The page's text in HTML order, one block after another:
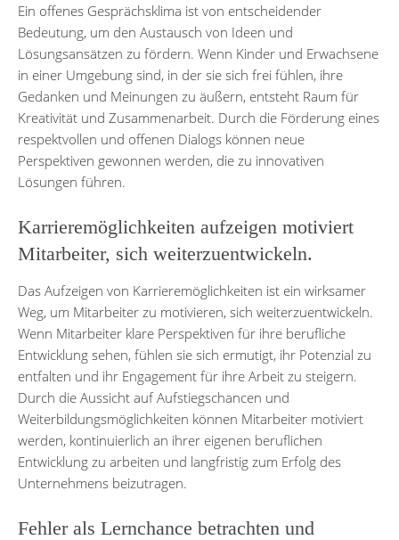
Ein offenes Gesprächsklima ist von entscheidender
Bedeutung, um den Austausch von Ideen und
Lösungsansätzen zu fördern. Wenn Kinder und Erwachsene
in einer Umgebung sind, in der sie sich frei fühlen, ihre
Gedanken und Meinungen zu äußern, entsteht Raum für
Kreativität und Zusammenarbeit. Durch die Förderung eines
respektvollen und offenen Dialogs können neue
Perspektiven gewonnen werden, die zu innovativen
Lösungen führen.
Karrieremöglichkeiten aufzeigen motiviert
Mitarbeiter, sich weiterzuentwickeln.
Das Aufzeigen von Karrieremöglichkeiten ist ein wirksamer
Weg, um Mitarbeiter zu motivieren, sich weiterzuentwickeln.
Wenn Mitarbeiter klare Perspektiven für ihre berufliche
Entwicklung sehen, fühlen sie sich ermutigt, ihr Potenzial zu
entfalten und ihr Engagement für ihre Arbeit zu steigern.
Durch die Aussicht auf Aufstiegschancen und
Weiterbildungsmöglichkeiten können Mitarbeiter motiviert
werden, kontinuierlich an ihrer eigenen beruflichen
Entwicklung zu arbeiten und langfristig zum Erfolg des
Unternehmens beizutragen.
Fehler als Lernchance betrachten und